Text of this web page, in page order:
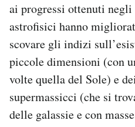
ai progressi ottenuti
astrofisici hanno
scovare gli indizi
piccole dimensioni (con
volte quella del Sole) e
supermassicci (che si
delle galassie e con